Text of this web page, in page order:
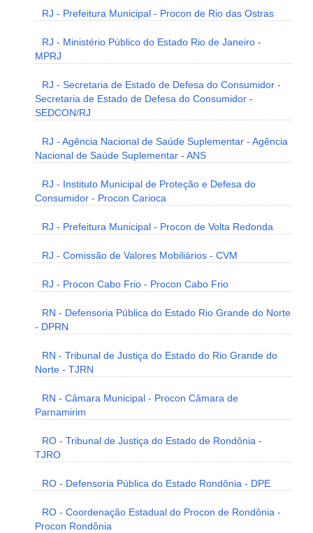
RJ - Prefeitura Municipal - Procon de Rio das Ostras
RJ - Ministério Público do Estado Rio de Janeiro -
MPRJ
RJ - Secretaria de Estado de Defesa do Consumidor -
Secretaria de Estado de Defesa do Consumidor -
SEDCON/RJ
RJ - Agência Nacional de Saúde Suplementar - Agência
Nacional de Saúde Suplementar - ANS
RJ - Instituto Municipal de Proteção e Defesa do
Consumidor - Procon Carioca
RJ - Prefeitura Municipal - Procon de Volta Redonda
RJ - Comissão de Valores Mobiliários - CVM
RJ - Procon Cabo Frio - Procon Cabo Frio
RN - Defensoria Pública do Estado Rio Grande do Norte
- DPRN
RN - Tribunal de Justiça do Estado do Rio Grande do
Norte - TJRN
RN - Câmara Municipal - Procon Câmara de
Parnamirim
RO - Tribunal de Justiça do Estado de Rondônia -
TJRO
RO - Defensoria Pública do Estado Rondônia - DPE
RO - Coordenação Estadual do Procon de Rondônia -
Procon Rondônia